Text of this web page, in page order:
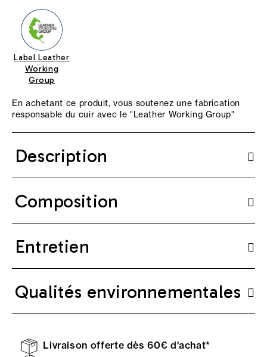
Label Leather
Working
Group
En achetant ce produit, vous soutenez une fabrication
responsable du cuir avec le "Leather Working Group"
Description
Composition
Entretien
Qualités environnementales
Livraison offerte dès 60€ d'achat*